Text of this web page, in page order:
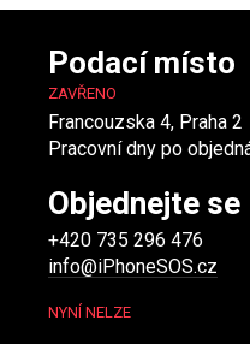
Podací místo
ZAVŘENO
Francouzska 4, Praha 2
Pracovní dny po
Objednejte se
+420 735 296 476
info@iPhoneSOS.cz
NYNÍ NELZE